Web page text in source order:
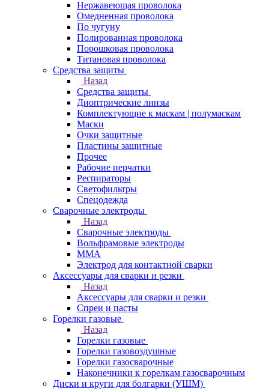
Нержавеющая проволока
Омедненная проволока
По чугуну
Полированная проволока
Порошковая проволока
Титановая проволока
Средства защиты
Назад
Средства защиты
Диоптрические линзы
Комплектующие к маскам | полумаскам
Маски
Очки защитные
Пластины защитные
Прочее
Рабочие перчатки
Респираторы
Светофильтры
Спецодежда
Сварочные электроды
Назад
Сварочные электроды
Вольфрамовые электроды
ММА
Электрод для контактной сварки
Аксессуары для сварки и резки
Назад
Аксессуары для сварки и резки
Спреи и пасты
Горелки газовые
Назад
Горелки газовые
Горелки газовоздушные
Горелки газосварочные
Наконечники к горелкам газосварочным
Диски и круги для болгарки (УШМ)